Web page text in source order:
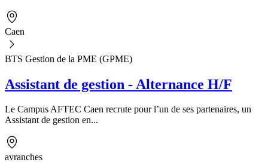
Caen
BTS Gestion de la PME (GPME)
Assistant de gestion - Alternance H/F
Le Campus AFTEC Caen recrute pour l’un de ses partenaires, un
Assistant de gestion en...
avranches